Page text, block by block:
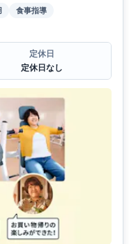
食事指導
定休日
定休日なし